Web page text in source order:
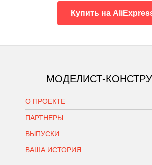
Купить на
МОДЕЛИСТ-
О ПРОЕКТЕ
ПАРТНЕРЫ
ВЫПУСКИ
ВАША ИСТОРИЯ